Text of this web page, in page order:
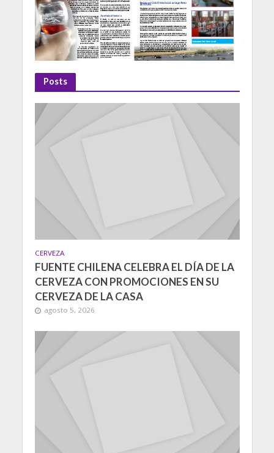
Posts
CERVEZA
FUENTE CHILENA CELEBRA EL DÍA DE LA
CERVEZA CON PROMOCIONES EN SU
CERVEZA DE LA CASA
agosto 5, 2026